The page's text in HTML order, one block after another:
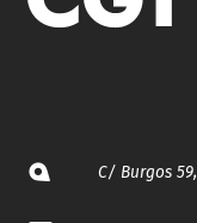
C/ Burgos